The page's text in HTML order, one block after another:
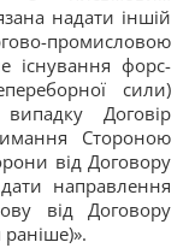
надати іншій
промисловою
існування форс-
сили)
Договір
Стороною
від Договору
направлення
від Договору
раніше)».